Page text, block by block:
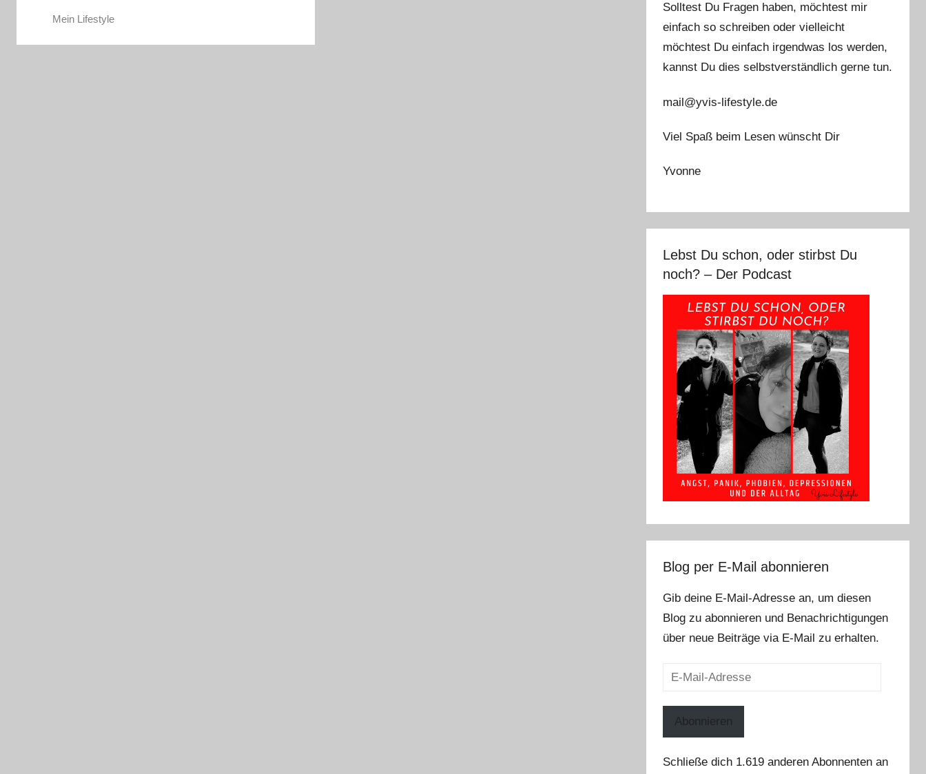
Mein Lifestyle
Solltest Du Fragen haben, möchtest mir
einfach so schreiben oder vielleicht
möchtest Du einfach irgendwas los werden,
kannst Du dies selbstverständlich gerne tun.
mail@yvis-lifestyle.de
Viel Spaß beim Lesen wünscht Dir
Yvonne
Lebst Du schon, oder stirbst Du
noch? – Der Podcast
Blog per E-Mail abonnieren
Gib deine E-Mail-Adresse an, um diesen
Blog zu abonnieren und Benachrichtigungen
über neue Beiträge via E-Mail zu erhalten.
E-
Abonnieren
Schließe dich 1.619 anderen Abonnenten an